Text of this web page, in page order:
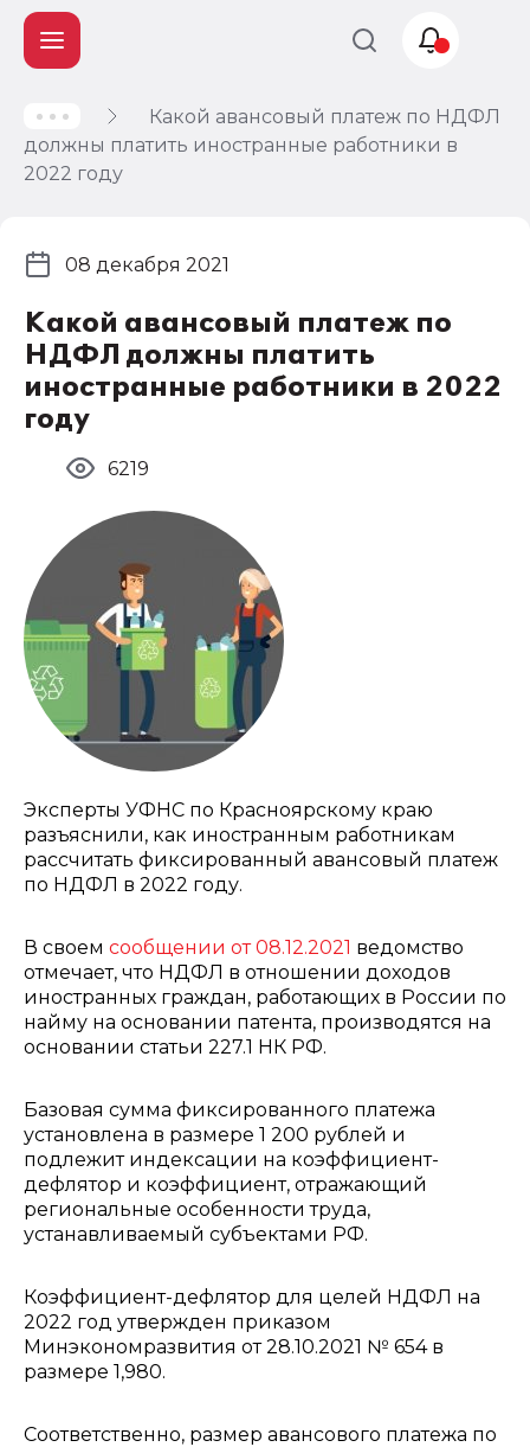
Какой авансовый платеж по НДФЛ
должны платить иностранные работники в
2022 году
Какой авансовый платеж по
НДФЛ должны платить
иностранные работники в 2022
году
08 декабря 2021
6219
Эксперты УФНС по Красноярскому краю
разъяснили, как иностранным работникам
рассчитать фиксированный авансовый платеж
по НДФЛ в 2022 году.
В своем сообщении от 08.12.2021 ведомство
отмечает, что НДФЛ в отношении доходов
иностранных граждан, работающих в России по
найму на основании патента, производятся на
основании статьи 227.1 НК РФ.
Базовая сумма фиксированного платежа
установлена в размере 1 200 рублей и
подлежит индексации на коэффициент-
дефлятор и коэффициент, отражающий
региональные особенности труда,
устанавливаемый субъектами РФ.
Коэффициент-дефлятор для целей НДФЛ на
2022 год утвержден приказом
Минэкономразвития от 28.10.2021 № 654 в
размере 1,980.
Соответственно, размер авансового платежа по
Учет и
налогообложение